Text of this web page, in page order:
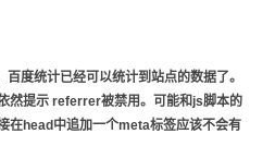
度统计已经可以统计到站点的数据了。
然提示 referrer被禁用。可能和js脚本的
在head中追加一个meta标签应该不会有